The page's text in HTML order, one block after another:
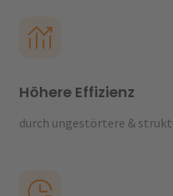
Höhere Effizienz
durch ungestörtere &